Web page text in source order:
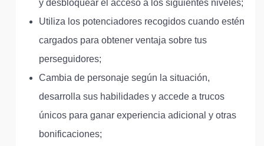
y desbloquear el acceso a los siguientes niveles;
Utiliza los potenciadores recogidos cuando estén
cargados para obtener ventaja sobre tus
perseguidores;
Cambia de personaje según la situación,
desarrolla sus habilidades y accede a trucos
únicos para ganar experiencia adicional y otras
bonificaciones;